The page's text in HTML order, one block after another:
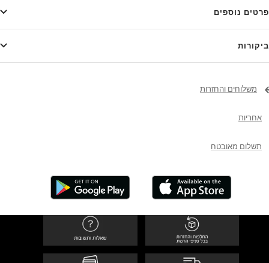
פרטים נוספים
ביקורות
משלוחים והחזרות
אחריות
תשלום מאובטח